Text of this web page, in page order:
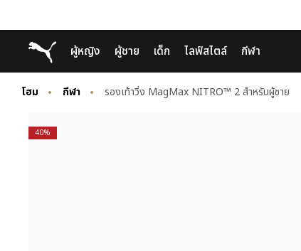
to
Main
content
to
Footer
Content
Puma โฮม
ผู้หญิง ผู้ชาย เด็ก ไลฟ์สไตล์ กีฬา
โฮม กีฬา รองเท้าวิ่ง MagMax NITRO™ 2 สำหรับผู้ชาย
40%